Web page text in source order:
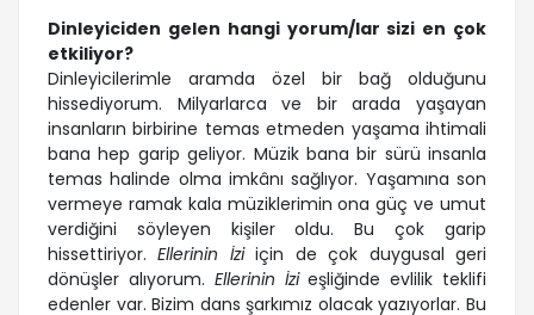
Dinleyiciden gelen hangi yorum/lar sizi en çok
etkiliyor?
Dinleyicilerimle aramda özel bir bağ olduğunu
hissediyorum. Milyarlarca ve bir arada yaşayan
insanların birbirine temas etmeden yaşama ihtimali
bana hep garip geliyor. Müzik bana bir sürü insanla
temas halinde olma imkânı sağlıyor. Yaşamına son
vermeye ramak kala müziklerimin ona güç ve umut
verdiğini söyleyen kişiler oldu. Bu çok garip
hissettiriyor.Ellerinin İziiçin de çok duygusal geri
dönüşler alıyorum. Ellerinin İzieşliğinde evlilik teklifi
edenler var. Bizim dans şarkımız olacak yazıyorlar. Bu